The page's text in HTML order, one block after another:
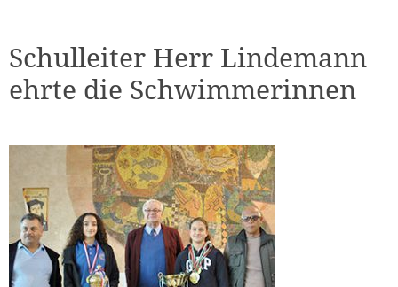
Schulleiter Herr Lindemann
ehrte die Schwimmerinnen